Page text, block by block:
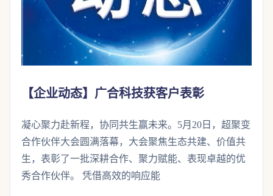
【企业动态】广合科技获客户表彰
凝心聚力赴新程，协同共生赢未来。5月20日，超聚变
合作伙伴大会圆满落幕，大会聚焦生态共建、价值共
生，表彰了一批深耕合作、聚力赋能、表现卓越的优
秀合作伙伴。 凭借高效的响应能